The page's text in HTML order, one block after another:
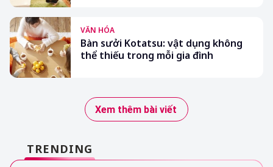
VĂN HÓA
Bàn sưởi Kotatsu: vật dụng không
thể thiếu trong mỗi gia đình
Xem thêm bài viết
TRENDING